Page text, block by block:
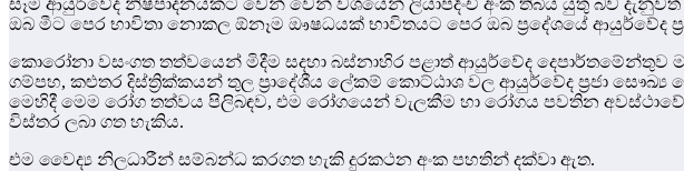
සෑම ආයුර්වේද නිෂ්පාදනයකට වෙන් වෙන් වශයෙන් ලියාපදිංචි අංක තිබිය යුතු බව
ඔබ මීට පෙර භාවිතා නොකල ඕනෑම ඖෂධයක් භාවිතයට පෙර ඔබ ප්‍රදේශයේ ආයුර්වේද
කොරෝනා වසංගත තත්වයෙන් මිදීම සදහා බස්නාහිර පළාත් ආයුර්වේද දෙපාර්තමේන්තුව
ගම්පහ, කළුතර දිස්ත්‍රික්කයන් තුල ප්‍රාදේශීය ලේකම් කොට්ඨාශ වල ආයුර්වේද ප්‍රජා
මෙහිදී මෙම රෝග තත්වය පිලිබඳව, එම රෝගයෙන් වැලකීම හා රෝගය පවතින
විස්තර ලබා ගත හැකිය.
එම වෛද්‍ය නිලධාරීන් සම්බන්ධ කරගත හැකි දුරකථන අංක පහතින් දක්වා ඇත.